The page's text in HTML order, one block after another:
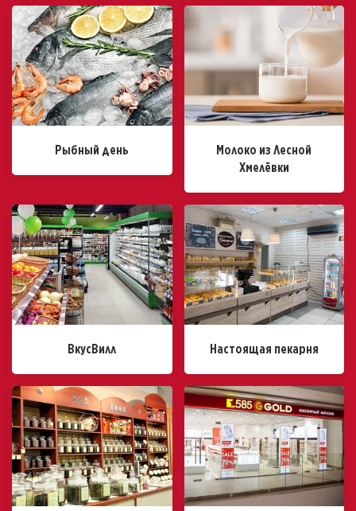
Рыбный день
Молоко из Лесной
Хмелёвки
ВкусВилл Настоящая пекарня